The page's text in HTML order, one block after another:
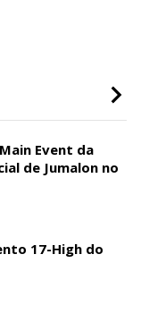
Event da
de Jumalon no
17-High do